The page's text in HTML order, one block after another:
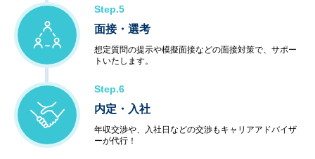
Step.5
面接・選考
想定質問の提示や模擬面接などの面接対策で、サポー
トいたします。
Step.6
内定・入社
年収交渉や、入社日などの交渉もキャリアアドバイザ
ーが代行！